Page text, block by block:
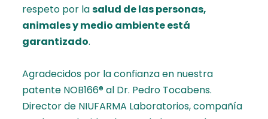
respeto por lasalud de las personas,
animales y medio ambiente está
garantizado.
Agradecidos por la confianza en nuestra
patente NOB166® al Dr. Pedro Tocabens.
Director de NIUFARMA Laboratorios, compañía